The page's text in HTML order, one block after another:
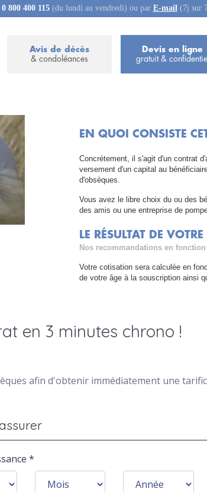
0 800 400 115(du lundi au vendredi) ou par E-mail(7j sur
Avis de décès
& condoléances
Devis en ligne
gratuit &
EN QUOI CONSISTE
Concrétement, il s'agit d'un contrat
versement d'un capital au
d'obsèques.
Vous avez le libre choix du ou des
des amis ou une entreprise de
LE RÉSULTAT DE
Nos recommandations en
Votre cotisation sera calculée en
de votre âge à la souscription ainsi